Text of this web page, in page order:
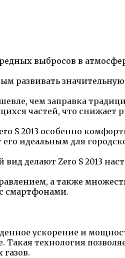
выбросов в
развивать
чем заправка
частей, что снижает
S 2013 особенно
идеальным для
делают Zero S 2013
а также
смартфонами.
ускорение и
Такая технология